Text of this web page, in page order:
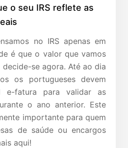
o seu IRS reflete as
no IRS apenas em
é que o valor que vamos
se agora. Até ao dia
os portugueses devem
e-fatura para validar as
o ano anterior. Este
importante para quem
de saúde ou encargos
aqui!